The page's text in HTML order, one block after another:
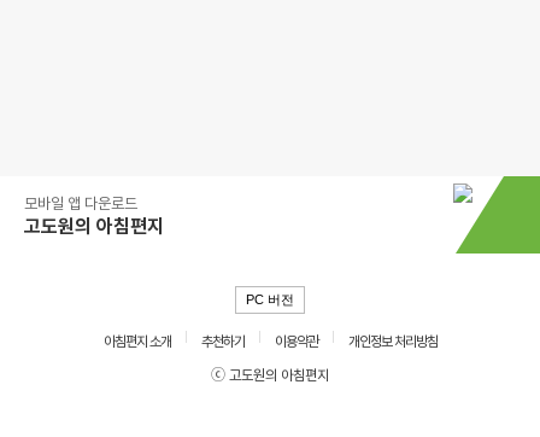
모바일 앱 다운로드
고도원의 아침편지
PC 버전
아침편지 소개 추천하기 이용약관
개인정보 처리방침
ⓒ 고도원의 아침편지